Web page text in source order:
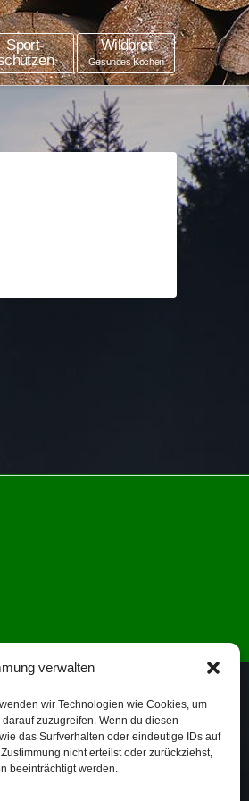
verwalten
wir Technologien wie Cookies, um
zuzugreifen. Wenn du diesen
das Surfverhalten oder eindeutige IDs auf
nicht erteilst oder zurückziehst,
beeinträchtigt werden.
Sport-
Wildbret
Gesundes Kochen